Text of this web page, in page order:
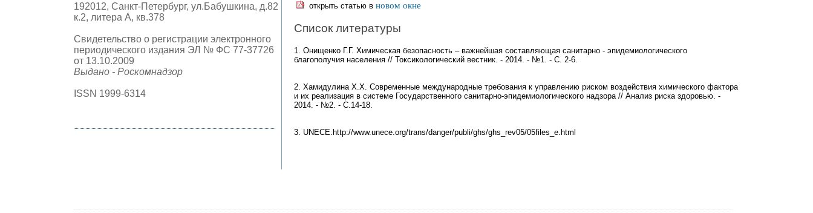
192012, Санкт-Петербург, ул.Бабушкина, д.82
к.2, литера А, кв.378
Свидетельство о регистрации электронного
периодического издания ЭЛ № ФС 77-37726
от 13.10.2009
Выдано - Роскомнадзор
ISSN 1999-6314
открыть статью в новом окне
Список литературы
1. Онищенко Г.Г. Химическая безопасность – важнейшая составляющая санитарно - эпидемиологического
благополучия населения // Токсикологический вестник. - 2014. - №1. - С. 2-6.
2. Хамидулина Х.Х. Современные международные требования к управлению риском воздействия химического фактора
и их реализация в системе Государственного санитарно-эпидемиологического надзора // Анализ риска здоровью. -
2014. - №2. - С.14-18.
3. UNECE.http://www.unece.org/trans/danger/publi/ghs/ghs_rev05/05files_e.html